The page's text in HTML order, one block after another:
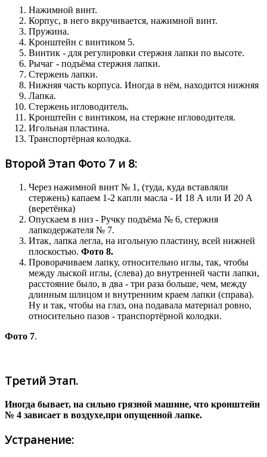
Нажимной винт.
Корпус, в него вкручивается, нажимной винт.
Пружина.
Кронштейн с винтиком 5.
Винтик - для регулировки стержня лапки по высоте.
Рычаг - подъёма стержня лапки.
Стержень лапки.
Нижняя часть корпуса. Иногда в нём, находится нижняя
Лапка.
Стержень игловодитель.
Кронштейн с винтиком, на стержне игловодителя.
Игольная пластина.
Транспортёрная колодка.
Второй Этап Фото 7 и 8:
Через нажимной винт № 1, (туда, куда вставляли
стержень) капаем 1-2 капли масла - И 18 А или И 20 А
(веретёнка)
Опускаем в низ - Ручку подъёма № 6, стержня
лапкодержателя № 7.
Итак, лапка легла, на игольную пластину, всей нижней
плоскостью. Фото 8.
Проворачиваем лапку, относительно иглы, так, чтобы
между лыской иглы, (слева) до внутренней части лапки,
расстояние было, в два - три раза больше, чем, между
длинным шлицом и внутренним краем лапки (справа).
Ну и так, чтобы на глаз, она подавала материал ровно,
относительно пазов - транспортёрной колодки.
Фото 7.
Третий Этап.
Иногда бывает, на сильно грязной машине, что кронштейн
№ 4 зависает в воздухе,при опущенной лапке.
Устранение: